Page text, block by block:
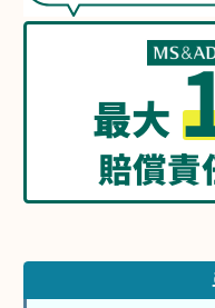
最大
賠償責